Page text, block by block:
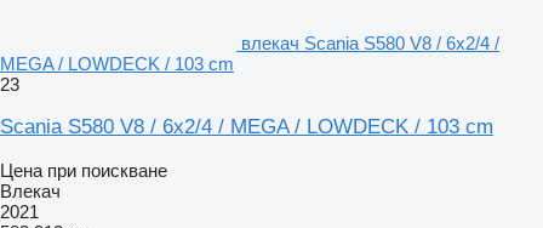
влекач Scania S580 V8 / 6x2/4 /
MEGA / LOWDECK / 103 cm
23
Scania S580 V8 / 6x2/4 / MEGA / LOWDECK / 103 cm
Цена при поискване
Влекач
2021